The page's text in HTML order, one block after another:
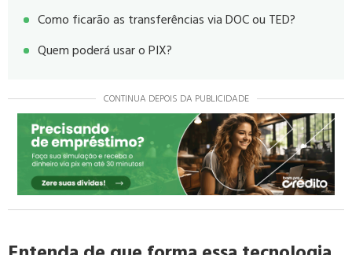
Como ficarão as transferências via DOC ou TED?
Quem poderá usar o PIX?
CONTINUA DEPOIS DA PUBLICIDADE